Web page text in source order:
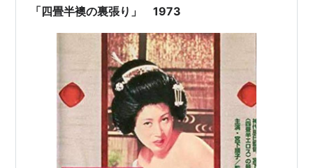
の手のことには自然と詳しくなってしまう環境に育った
「四畳半襖の裏張り」 1973